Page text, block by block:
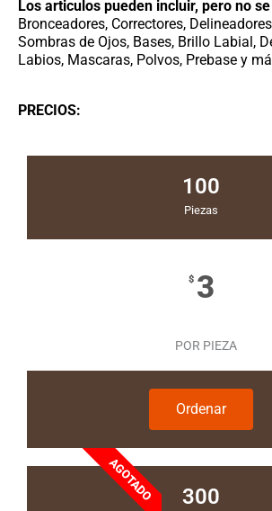
Los articulos pueden incluir, pero no
Bronceadores, Correctores,
Sombras de Ojos, Bases, Brillo Labial,
Labios, Mascaras, Polvos, Prebase y
PRECIOS:
100
Piezas
$ 3
POR PIEZA
Ordenar
AGOTADO 300